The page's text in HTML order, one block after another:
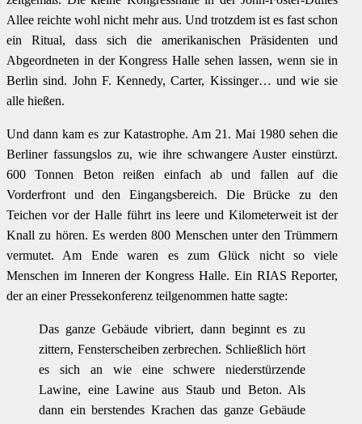
Allee reichte wohl nicht mehr aus. Und trotzdem ist es fast schon
ein Ritual, dass sich die amerikanischen Präsidenten und
Abgeordneten in der Kongress Halle sehen lassen, wenn sie in
Berlin sind. John F. Kennedy, Carter, Kissinger… und wie sie
alle hießen.
Und dann kam es zur Katastrophe. Am 21. Mai 1980 sehen die
Berliner fassungslos zu, wie ihre schwangere Auster einstürzt.
600 Tonnen Beton reißen einfach ab und fallen auf die
Vorderfront und den Eingangsbereich. Die Brücke zu den
Teichen vor der Halle führt ins leere und Kilometerweit ist der
Knall zu hören. Es werden 800 Menschen unter den Trümmern
vermutet. Am Ende waren es zum Glück nicht so viele
Menschen im Inneren der Kongress Halle. Ein RIAS Reporter,
der an einer Pressekonferenz teilgenommen hatte sagte:
Das ganze Gebäude vibriert, dann beginnt es zu
zittern, Fensterscheiben zerbrechen. Schließlich hört
es sich an wie eine schwere niederstürzende
Lawine, eine Lawine aus Staub und Beton. Als
dann ein berstendes Krachen das ganze Gebäude